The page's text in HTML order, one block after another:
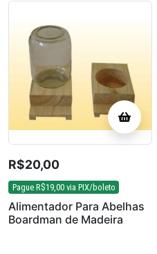
R$20,00
Pague R$19,00 via PIX/boleto
Alimentador Para Abelhas
Boardman de Madeira